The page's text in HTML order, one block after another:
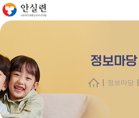
정보마당
| 정보마당 |